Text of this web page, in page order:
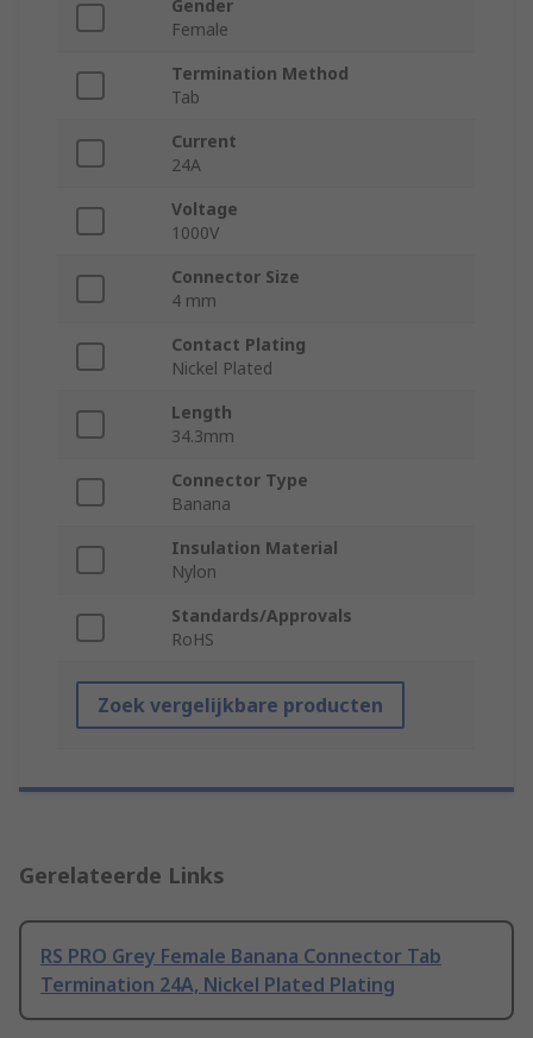
Gender
Female
Termination Method
Tab
Current
24A
Voltage
1000V
Connector Size
4 mm
Contact Plating
Nickel Plated
Length
34.3mm
Connector Type
Banana
Insulation Material
Nylon
Standards/Approvals
RoHS
Zoek vergelijkbare producten
Gerelateerde Links
RS PRO Grey Female Banana Connector Tab
Termination 24A, Nickel Plated Plating